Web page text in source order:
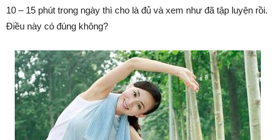
10 – 15 phút trong ngày thì cho là đủ và xem như đã tập luyện rồi.
Điều này có đúng không?